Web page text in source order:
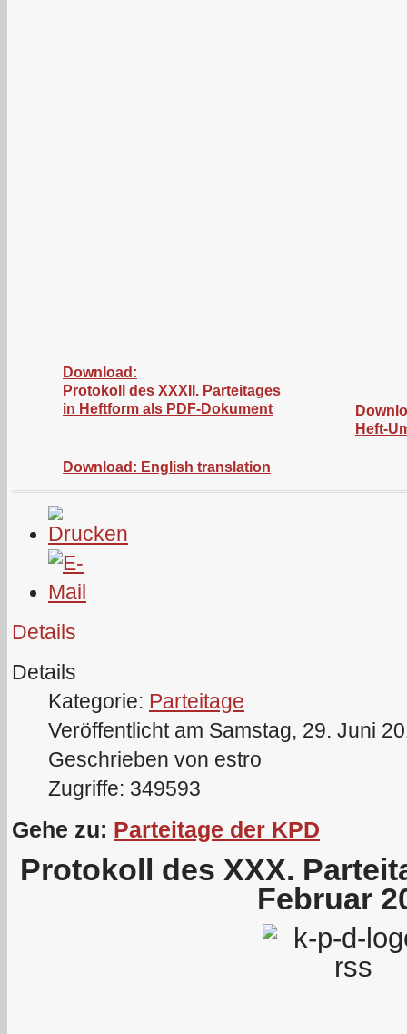
Download:
Protokoll des XXXII. Parteitages
in Heftform als PDF-Dokument
Download: English translation
Heft-
Details
Details
Kategorie: Parteitage
Veröffentlicht am Samstag, 29. Juni
Geschrieben von estro
Zugriffe: 349593
Gehe zu: Parteitage der KPD
Protokoll des XXX.
Februar